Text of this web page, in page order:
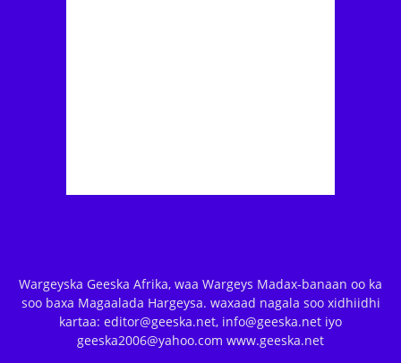
Wargeyska Geeska Afrika, waa Wargeys Madax-banaan oo ka
soo baxa Magaalada Hargeysa. waxaad nagala soo xidhiidhi
kartaa: editor@geeska.net, info@geeska.net iyo
geeska2006@yahoo.com www.geeska.net